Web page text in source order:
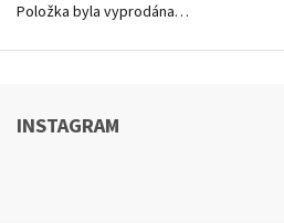
Položka byla vyprodána…
INSTAGRAM